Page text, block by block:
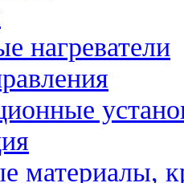
нагреватели
материалы,